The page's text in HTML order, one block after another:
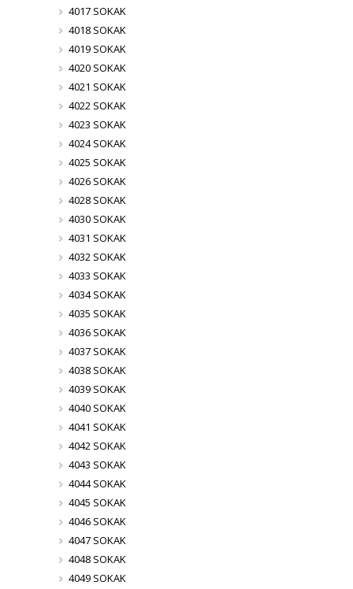
4017 SOKAK
4018 SOKAK
4019 SOKAK
4020 SOKAK
4021 SOKAK
4022 SOKAK
4023 SOKAK
4024 SOKAK
4025 SOKAK
4026 SOKAK
4028 SOKAK
4030 SOKAK
4031 SOKAK
4032 SOKAK
4033 SOKAK
4034 SOKAK
4035 SOKAK
4036 SOKAK
4037 SOKAK
4038 SOKAK
4039 SOKAK
4040 SOKAK
4041 SOKAK
4042 SOKAK
4043 SOKAK
4044 SOKAK
4045 SOKAK
4046 SOKAK
4047 SOKAK
4048 SOKAK
4049 SOKAK